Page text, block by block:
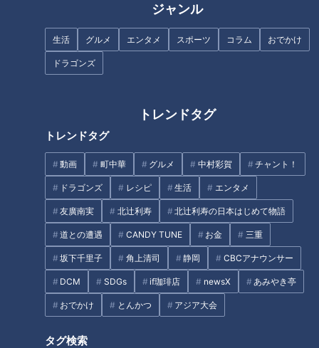
ジャンル
生活 グルメ エンタメ スポーツ コラム おでかけ
ドラゴンズ
トレンドタグ
トレンドタグ
動画 町中華 グルメ 中村彩賀 チャント！
ドラゴンズ レシピ 生活 エンタメ
友廣南実 北辻利寿 北辻利寿の日本はじめて物語
道との遭遇 CANDY TUNE お金 三重
坂下千里子 角上清司 静岡 CBCアナウンサー
DCM SDGs if珈琲店 newsX あみやき亭
おでかけ とんかつ アジア大会
タグ検索
基本？働く女性のためのクレジ
ットカードの選び方と活用術
【FP解説】
帰省の手土産にオススメ！有名
人がリピ買いする東海地方スイ
ーツを実食リポート！！
粘着クリーナー「コロコロ」驚
きの誕生秘話に見る、熱き開発
魂と究極のアイデア
タグ
おでかけ 岐阜 花咲かタイムズ
週末ジャーニー 推しタビ